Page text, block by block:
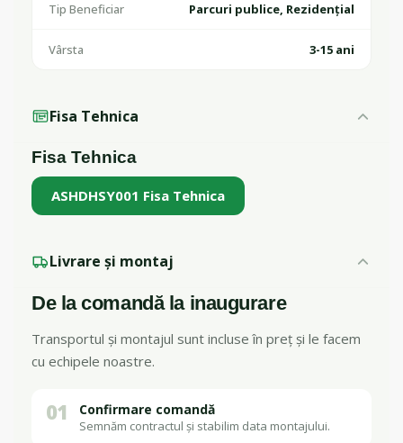
Tip Beneficiar Parcuri publice, Rezidențial
Vârsta 3-15 ani
Fisa Tehnica
Fisa Tehnica
ASHDHSY001 Fisa Tehnica
Livrare și montaj
De la comandă la inaugurare
Transportul și montajul sunt incluse în preț și le facem
cu echipele noastre.
01 Confirmare comandă
Semnăm contractul și stabilim data montajului.